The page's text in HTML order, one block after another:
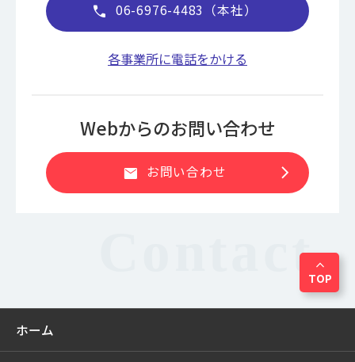
call 06-6976-4483（本社）
各事業所に電話をかける
Webからのお問い合わせ
mail お問い合わせ chevron_right
expand_less
TOP
ホーム